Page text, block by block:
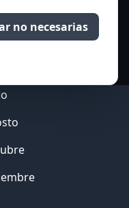
no necesarias